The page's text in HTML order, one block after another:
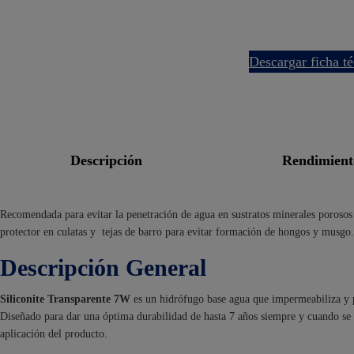
descargar ficha
descripción
Recomendada para evitar la penetración de agua en sustratos minerales
protector en culatas y tejas de barro para evitar formación de hongos y musgo.
Descripción General
Siliconite Transparente 7W es un hidrófugo base agua que impermeabiliza
Diseñado para dar una óptima durabilidad de hasta 7 años siempre y cuando
aplicación del producto.